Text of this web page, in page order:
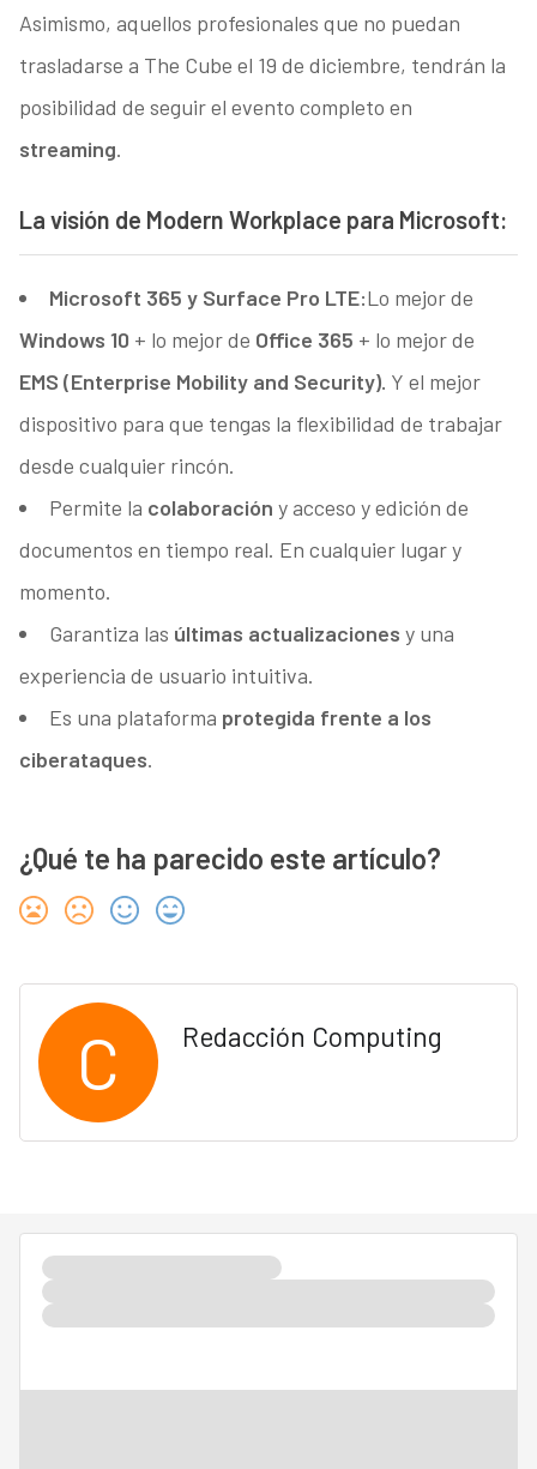
Asimismo, aquellos profesionales que no puedan
trasladarse a The Cube el 19 de diciembre, tendrán la
posibilidad de seguir el evento completo en
streaming.
La visión de Modern Workplace para Microsoft:
Microsoft 365 y Surface Pro LTE:Lo mejor de
Windows 10 + lo mejor de Office 365 + lo mejor de
EMS (Enterprise Mobility and Security). Y el mejor
dispositivo para que tengas la flexibilidad de trabajar
desde cualquier rincón.
Permite la colaboración y acceso y edición de
documentos en tiempo real. En cualquier lugar y
momento.
Garantiza las últimas actualizaciones y una
experiencia de usuario intuitiva.
Es una plataforma protegida frente a los
ciberataques.
¿Qué te ha parecido este artículo?
C Redacción Computing